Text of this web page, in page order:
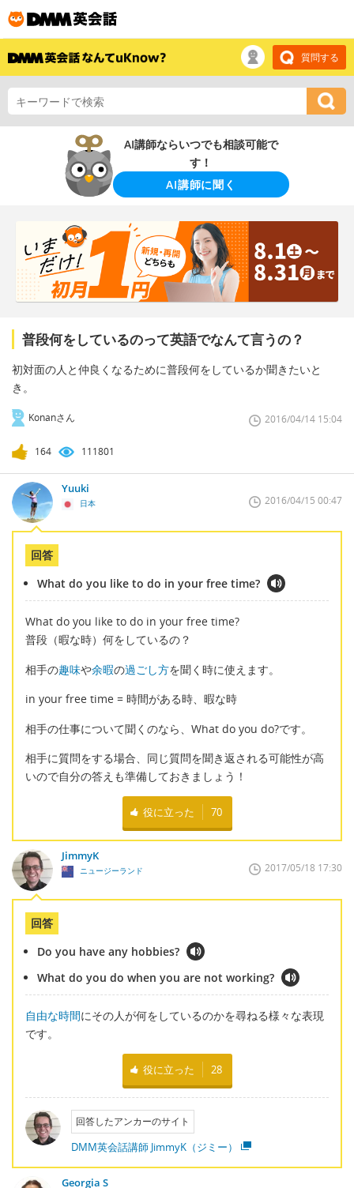
質問する
AI講師ならいつでも相談可能で
す！
AI講師に聞く
普段何をしているのって英語でなんて言うの？
初対面の人と仲良くなるために普段何をしているか聞きたいと
き。
Konanさん 2016/04/14 15:04
164 111801
Yuuki
日本 2016/04/15 00:47
回答
What do you like to do in your free time?
What do you like to do in your free time?
普段（暇な時）何をしているの？
相手の趣味や余暇の過ごし方を聞く時に使えます。
in your free time = 時間がある時、暇な時
相手の仕事について聞くのなら、What do you do?です。
相手に質問をする場合、同じ質問を聞き返される可能性が高
いので自分の答えも準備しておきましょう！
役に立った 70
JimmyK
ニュージーランド 2017/05/18 17:30
回答
Do you have any hobbies?
What do you do when you are not working?
自由な時間にその人が何をしているのかを尋ねる様々な表現
です。
役に立った 28
回答したアンカーのサイト
DMM英会話講師 JimmyK（ジミー）
Georgia S